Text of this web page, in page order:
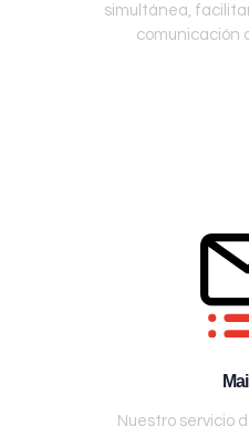
simultánea,
comunicación
Nuestro servicio